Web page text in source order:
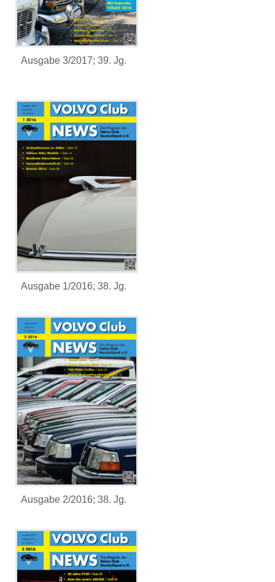
Ausgabe 3/2017; 39. Jg.
Ausgabe 1/2016; 38. Jg.
Ausgabe 2/2016; 38. Jg.